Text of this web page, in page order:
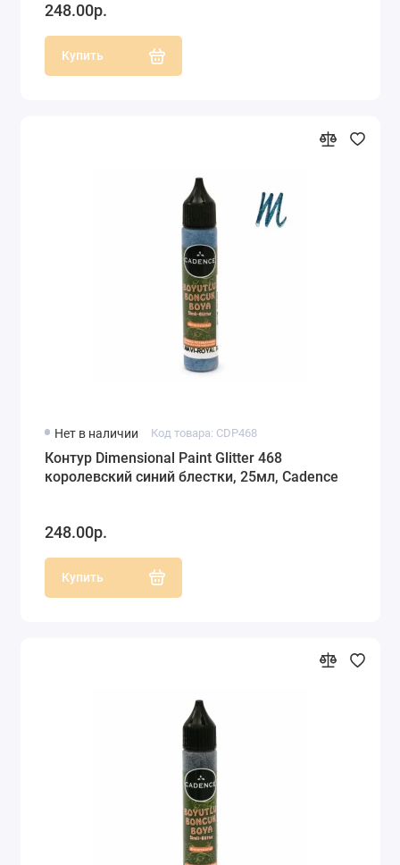
248.00р.
Купить
Нет в наличии Код товара: CDP468
Контур Dimensional Paint Glitter 468
королевский синий блестки, 25мл, Cadence
248.00р.
Купить